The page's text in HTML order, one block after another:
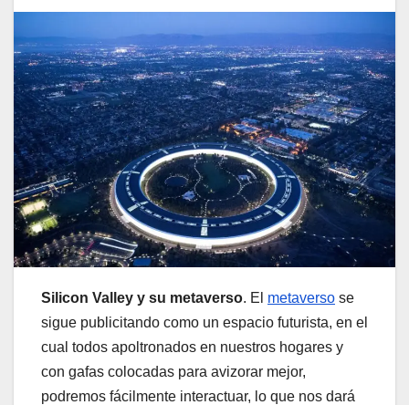
Silicon Valley y su metaverso. El metaverso se
sigue publicitando como un espacio futurista, en el
cual todos apoltronados en nuestros hogares y
con gafas colocadas para avizorar mejor,
podremos fácilmente interactuar, lo que nos dará